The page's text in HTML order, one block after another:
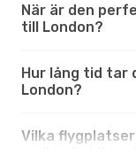
När är den
till London?
Hur lång tid tar
London?
Vilka